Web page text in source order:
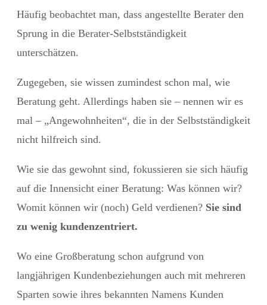
Häufig beobachtet man, dass angestellte Berater den
Sprung in die Berater-Selbstständigkeit
unterschätzen.
Zugegeben, sie wissen zumindest schon mal, wie
Beratung geht. Allerdings haben sie – nennen wir es
mal – „Angewohnheiten“, die in der Selbstständigkeit
nicht hilfreich sind.
Wie sie das gewohnt sind, fokussieren sie sich häufig
auf die Innensicht einer Beratung: Was können wir?
Womit können wir (noch) Geld verdienen? Sie sind
zu wenig kundenzentriert.
Wo eine Großberatung schon aufgrund von
langjährigen Kundenbeziehungen auch mit mehreren
Sparten sowie ihres bekannten Namens Kunden